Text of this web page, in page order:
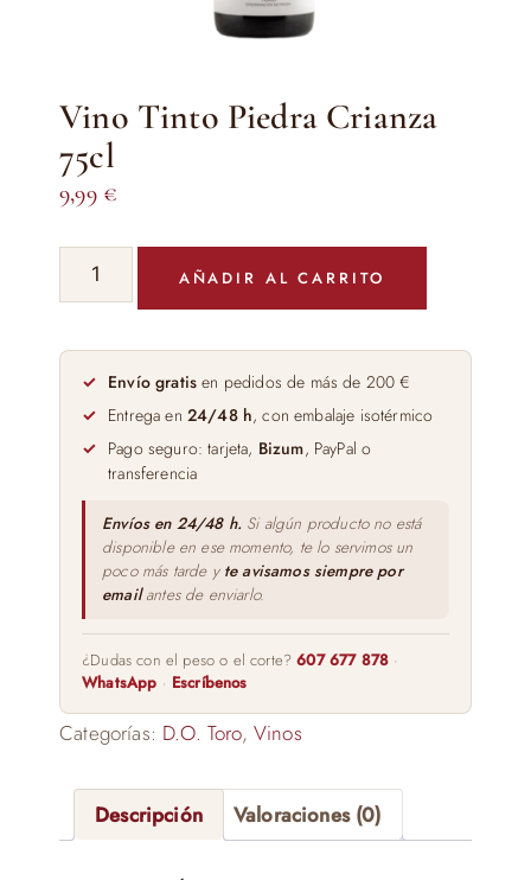
Vino Tinto Piedra Crianza
75cl
9,99 €
Vino
Tinto
Crianza
75cl
cantidad
AÑADIR AL CARRITO
Envío gratis en pedidos de más de 200 €
Entrega en 24/48 h, con embalaje isotérmico
Pago seguro: tarjeta, Bizum, PayPal o
transferencia
Envíos en 24/48 h. Si algún producto no está
disponible en ese momento, te lo servimos un
poco más tarde y te avisamos siempre por
emailantes de enviarlo.
¿Dudas con el peso o el corte?607 677 878 ·
WhatsApp · Escríbenos
Categorías: D.O. Toro, Vinos
Descripción Valoraciones (0)